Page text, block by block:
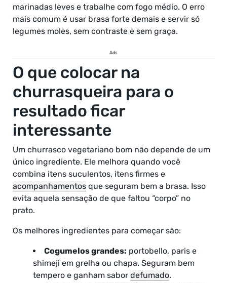
marinadas leves e trabalhe com fogo médio. O erro
mais comum é usar brasa forte demais e servir só
legumes moles, sem contraste e sem graça.
Ads
O que colocar na
churrasqueira para o
resultado ficar
interessante
Um churrasco vegetariano bom não depende de um
único ingrediente. Ele melhora quando você
combina itens suculentos, itens firmes e
acompanhamentos que seguram bem a brasa. Isso
evita aquela sensação de que faltou “corpo” no
prato.
Os melhores ingredientes para começar são:
Cogumelos grandes: portobello, paris e
shimeji em grelha ou chapa. Seguram bem
tempero e ganham sabor defumado.